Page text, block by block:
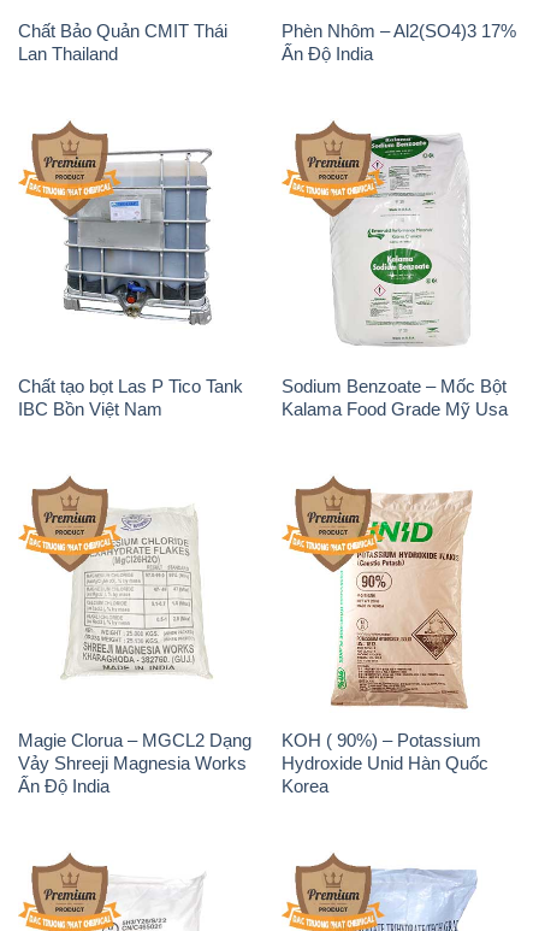
Chất Bảo Quản CMIT Thái
Lan Thailand
Phèn Nhôm – Al2(SO4)3 17%
Ấn Độ India
Chất tạo bọt Las P Tico Tank
IBC Bồn Việt Nam
Sodium Benzoate – Mốc Bột
Kalama Food Grade Mỹ Usa
Magie Clorua – MGCL2 Dạng
Vảy Shreeji Magnesia Works
Ấn Độ India
KOH ( 90%) – Potassium
Hydroxide Unid Hàn Quốc
Korea